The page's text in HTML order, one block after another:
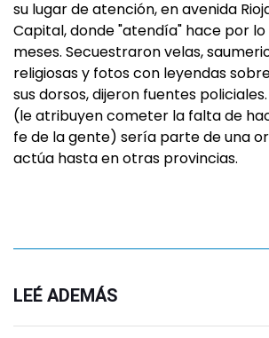
su lugar de atención, en avenida
Capital, donde "atendía" hace por
meses. Secuestraron velas,
religiosas y fotos con leyendas
sus dorsos, dijeron fuentes
(le atribuyen cometer la falta de
fe de la gente) sería parte de una
actúa hasta en otras provincias.
LEÉ ADEMÁS